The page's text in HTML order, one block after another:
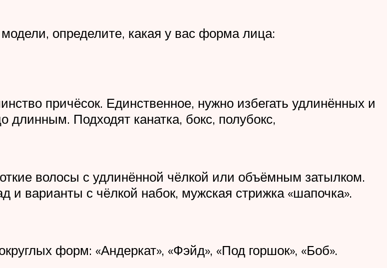
определите, какая у вас форма лица:
причёсок. Единственное, нужно избегать удлинённых и
длинным. Подходят канатка, бокс, полубокс,
волосы с удлинённой чёлкой или объёмным затылком.
и варианты с чёлкой набок, мужская стрижка «шапочка».
форм: «Андеркат», «Фэйд», «Под горшок», «Боб».